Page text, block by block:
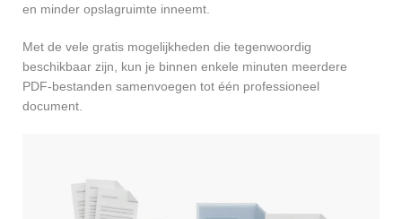
en minder opslagruimte inneemt.
Met de vele gratis mogelijkheden die tegenwoordig
beschikbaar zijn, kun je binnen enkele minuten meerdere
PDF-bestanden samenvoegen tot één professioneel
document.